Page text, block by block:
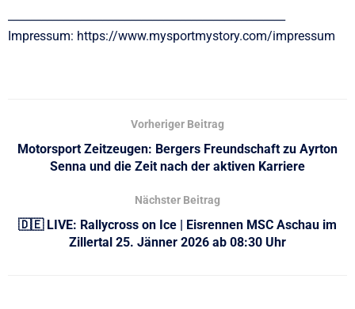
Impressum: https://www.mysportmystory.com/impressum
Vorheriger Beitrag
Motorsport Zeitzeugen: Bergers Freundschaft zu Ayrton
Senna und die Zeit nach der aktiven Karriere
Nächster Beitrag
🇩🇪 LIVE: Rallycross on Ice | Eisrennen MSC Aschau im
Zillertal 25. Jänner 2026 ab 08:30 Uhr